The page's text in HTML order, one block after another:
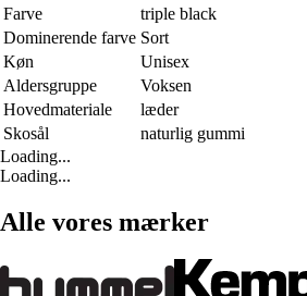
Farve
triple black
Dominerende farve Sort
Køn
Unisex
Aldersgruppe
Voksen
Hovedmateriale
læder
Skosål
naturlig gummi
Loading...
Loading...
Alle vores mærker